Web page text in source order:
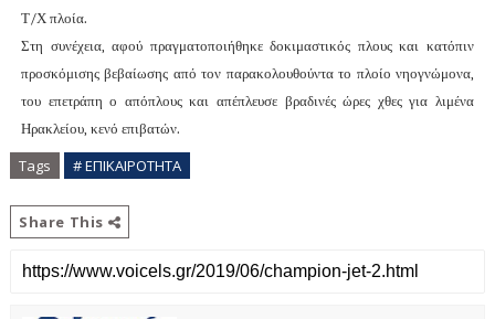
Τ/Χ πλοία.
Στη συνέχεια, αφού πραγματοποιήθηκε δοκιμαστικός πλους και κατόπιν
προσκόμισης βεβαίωσης από τον παρακολουθούντα το πλοίο νηογνώμονα,
του επετράπη ο απόπλους και απέπλευσε βραδινές ώρες χθες για λιμένα
Ηρακλείου, κενό επιβατών.
Tags # ΕΠΙΚΑΙΡΟΤΗΤΑ
Share This